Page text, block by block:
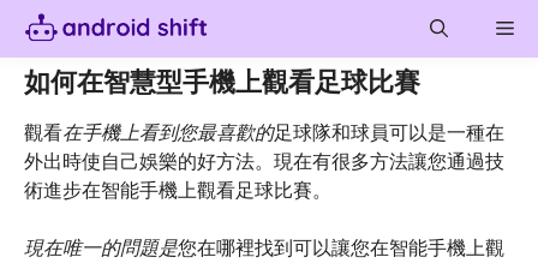
Skip
content
如何在智慧型手機上觀看足球比賽
觀看在手機上看到您最喜歡的足球隊和球員可以是一種在
外出時使自己娛樂的好方法。現在有很多方法讓您通過技
術進步在智能手機上觀看足球比賽。
現在唯一的問題是您在哪裡找到可以讓您在智能手機上觀